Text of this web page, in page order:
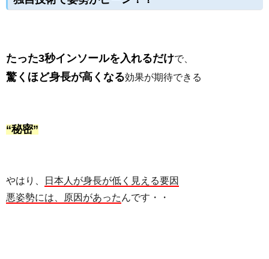
たった3秒インソールを入れるだけで、
驚くほど身長が高くなる効果が期待できる
“秘密”
やはり、
日本人が身長が低く見える要因
悪姿勢には、原因があったんです・・